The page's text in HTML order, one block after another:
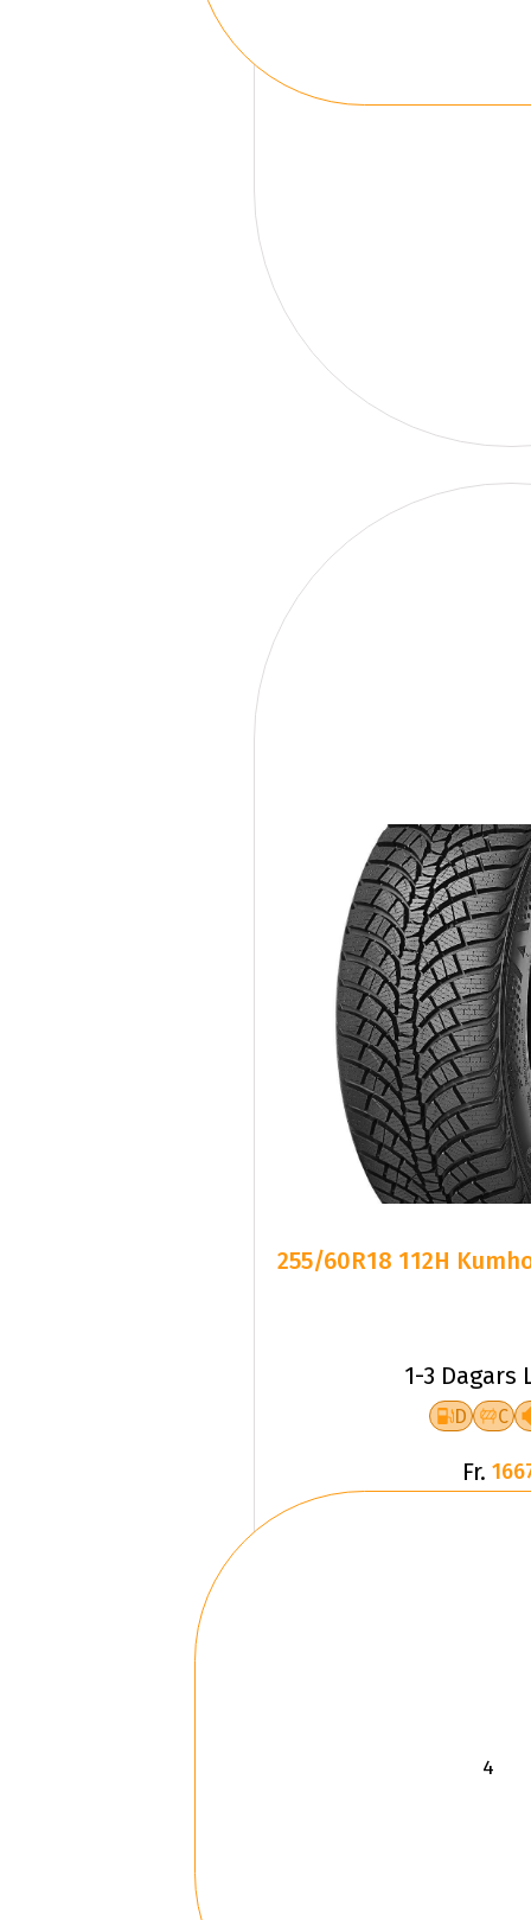
255/60R18 112H
1-3 Dagars
D C
Fr.